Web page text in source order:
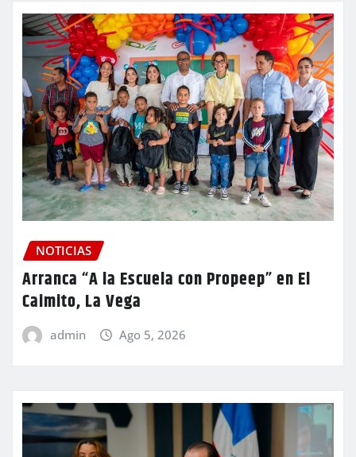
NOTICIAS
Arranca “A la Escuela con Propeep” en El
Caimito, La Vega
admin Ago 5, 2026